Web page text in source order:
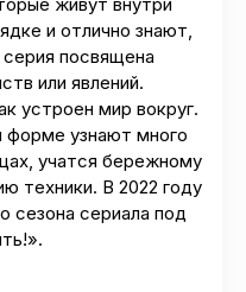
живут внутри
и отлично знают,
посвящена
или явлений.
устроен мир вокруг.
форме узнают много
учатся бережному
техники. В 2022 году
сезона сериала под